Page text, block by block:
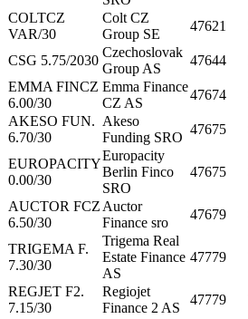
COLTCZ
VAR/30
Colt CZ
Group SE
47621
CSG 5.75/2030
Czechoslovak
Group AS
47644
EMMA FINCZ
6.00/30
Emma Finance
CZ AS
47674
AKESO FUN.
6.70/30
Akeso
Funding SRO
47675
EUROPACITY
0.00/30
Europacity
Berlin Finco
SRO
47675
AUCTOR FCZ
6.50/30
Auctor
Finance sro
47679
TRIGEMA F.
7.30/30
Trigema Real
Estate Finance
AS
47779
REGJET F2.
7.15/30
Regiojet
Finance 2 AS
47779